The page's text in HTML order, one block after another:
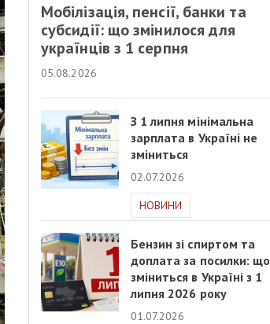
Мобілізація, пенсії, банки та
субсидії: що змінилося для
українців з 1 серпня
05.08.2026
З 1 липня мінімальна
зарплата в Україні не
зміниться
02.07.2026
НОВИНИ
Бензин зі спиртом та
доплата за посилки: що
зміниться в Україні з 1
липня 2026 року
01.07.2026